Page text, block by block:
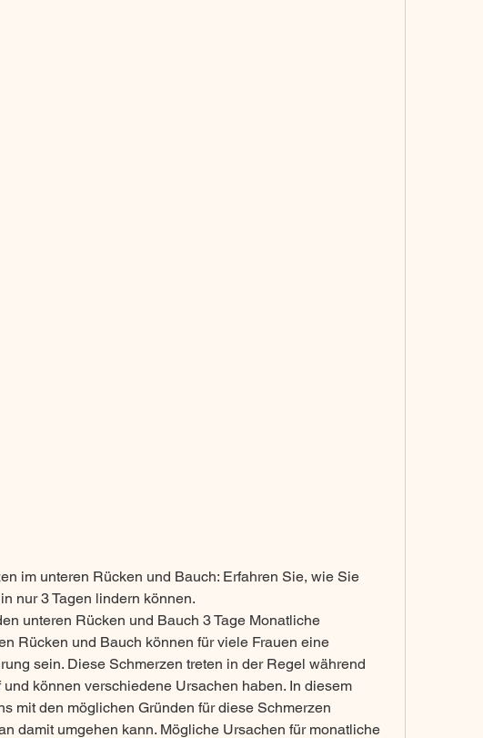
im unteren Rücken und Bauch: Erfahren Sie, wie Sie
nur 3 Tagen lindern können.
unteren Rücken und Bauch 3 Tage Monatliche
Rücken und Bauch können für viele Frauen eine
sein. Diese Schmerzen treten in der Regel während
können verschiedene Ursachen haben. In diesem
mit den möglichen Gründen für diese Schmerzen
damit umgehen kann. Mögliche Ursachen für monatliche